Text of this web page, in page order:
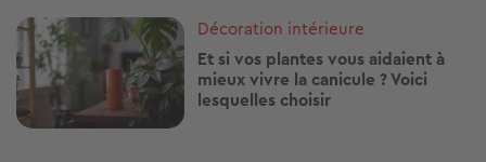
Image
Décoration intérieure
Et si vos plantes vous aidaient à
mieux vivre la canicule ? Voici
lesquelles choisir